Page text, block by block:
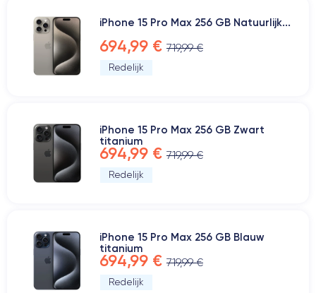
iPhone 15 Pro Max 256 GB Natuurlijk...
694,99 € 719,99 €
Redelijk
iPhone 15 Pro Max 256 GB Zwart
titanium
694,99 € 719,99 €
Redelijk
iPhone 15 Pro Max 256 GB Blauw
titanium
694,99 € 719,99 €
Redelijk